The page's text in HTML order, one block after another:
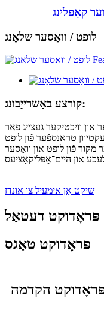
קאַפּלינג
לופט / וואַסער שלאַנג
קורצע באַשרייַבונג:
וויכטיקער געצייַג פֿאַר
טראַנספֿער פֿון לופט
פֿון לופט און וואַסער
שיקט אַן אימעיל צו אונדז
פּראָדוקט דעטאַל
פּראָדוקט טאַגס
הקדמה